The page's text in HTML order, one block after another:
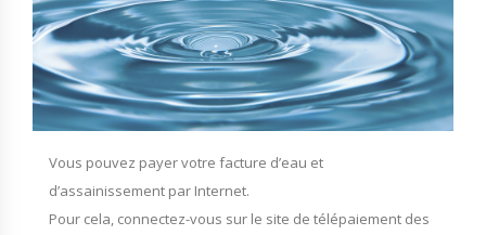
Vous pouvez payer votre facture d’eau et
d’assainissement par Internet.
Pour cela, connectez-vous sur le site de télépaiement des